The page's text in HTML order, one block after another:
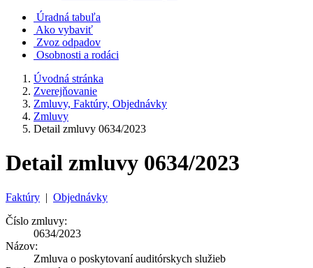
Úradná tabuľa
Ako vybaviť
Zvoz odpadov
Osobnosti a rodáci
Úvodná stránka
Zverejňovanie
Zmluvy, Faktúry, Objednávky
Zmluvy
Detail zmluvy 0634/2023
Detail zmluvy 0634/2023
Faktúry | Objednávky
Číslo zmluvy:
0634/2023
Názov:
Zmluva o poskytovaní auditórskych služieb